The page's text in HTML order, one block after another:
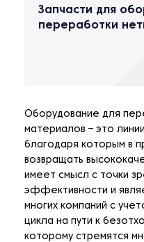
Запчасти для
переработки
Оборудование для
материалов – это
благодаря которым в
возвращать
имеет смысл с точки
эффективности и
многих компаний с
цикла на пути к
которому стремятся